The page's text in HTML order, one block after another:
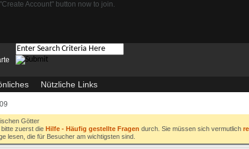
Account" button now to join.
Nützliche Links
Götter
zuerst die Hilfe - Häufig gestellte Fragen durch. Sie müssen sich vermutlich
lesen, die für Besucher am wichtigsten sind.